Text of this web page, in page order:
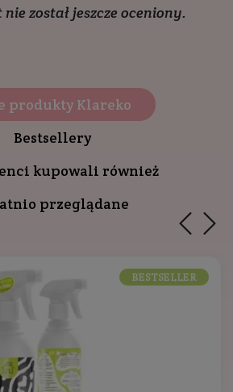
został jeszcze oceniony.
produkty Klareko
Bestsellery
kupowali również
przeglądane
BESTSELLER